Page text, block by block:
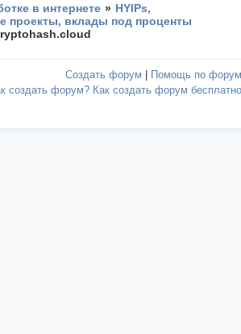
в интернете » HYIPs,
проекты, вклады под проценты
Создать форум Помощь по